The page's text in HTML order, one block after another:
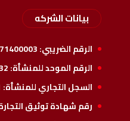
بيانات الشركه
الرقم الضريبي:
الرقم الموحد للمنشأة:
السجل التجاري للمنشأة:
رقم شهادة توثيق التجارة